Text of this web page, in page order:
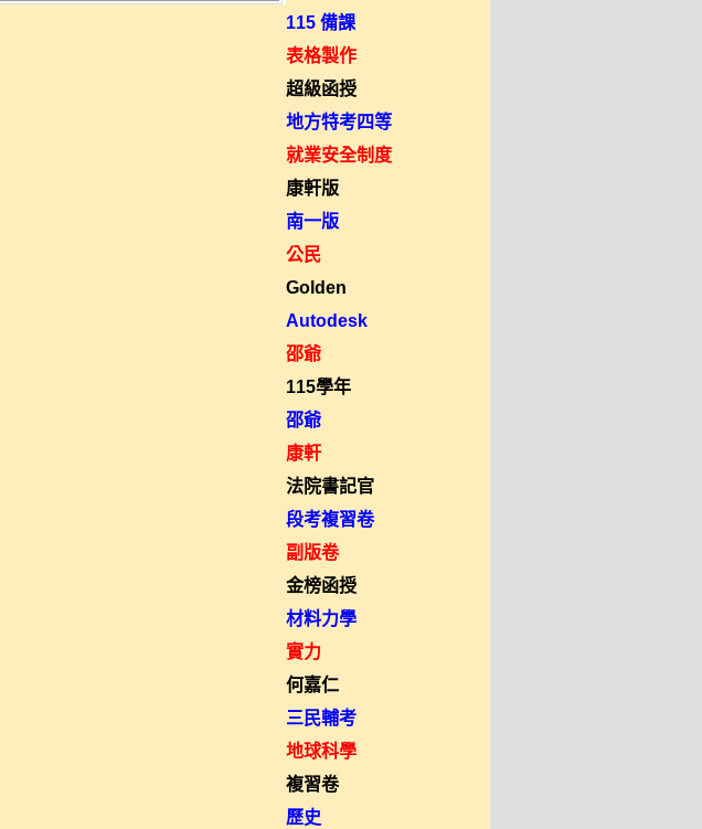
115 備課
表格製作
超級函授
地方特考四等
就業安全制度
康軒版
南一版
公民
Golden
Autodesk
邵爺
115學年
邵爺
康軒
法院書記官
段考複習卷
副版卷
金榜函授
材料力學
實力
何嘉仁
三民輔考
地球科學
複習卷
歷史